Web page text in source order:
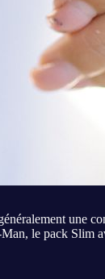
une
le pack Slim